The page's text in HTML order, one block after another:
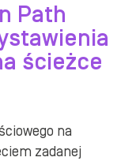
Path
ścieżce
na
zadanej